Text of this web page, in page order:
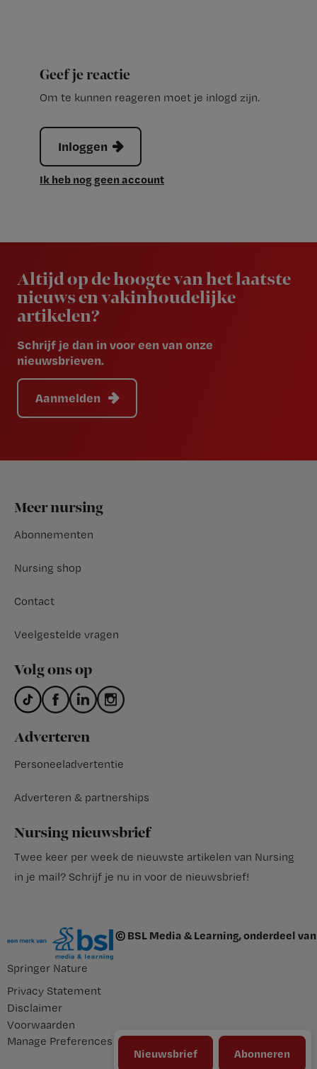
Nieuwsbrief Abonneren
Geef je reactie
Om te kunnen reageren moet je inlogd zijn.
Inloggen
Ik heb nog geen account
Altijd op de hoogte van het laatste
nieuws en vakinhoudelijke
artikelen?
Schrijf je dan in voor een van onze
nieuwsbrieven.
Aanmelden
Footer
Meer nursing
Abonnementen
Nursing shop
Contact
Veelgestelde vragen
Volg ons op
Adverteren
Personeeladvertentie
Adverteren & partnerships
Nursing nieuwsbrief
Twee keer per week de nieuwste artikelen van Nursing
in je mail? Schrijf je nu in voor de nieuwsbrief!
© BSL Media & Learning, onderdeel van
Springer Nature
Privacy Statement
Disclaimer
Voorwaarden
Manage Preferences